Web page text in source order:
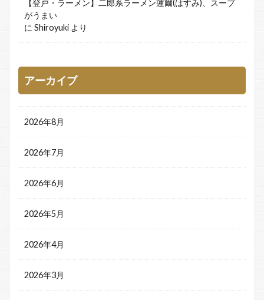
【登戸・ラーメン】二郎系ラーメン蓮爾(はすみ)、スープ
がうまい
に Shiroyuki より
アーカイブ
2026年8月
2026年7月
2026年6月
2026年5月
2026年4月
2026年3月